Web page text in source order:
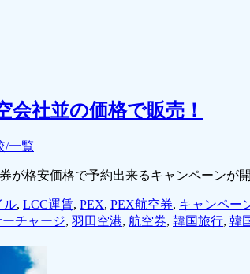
会社並の価格で販売！
/一覧
が格安価格で予約出来るキャンペーンが
ル, LCC運賃, PEX, PEX航空券, キャンペー
チャージ, 羽田空港, 航空券, 韓国旅行, 韓